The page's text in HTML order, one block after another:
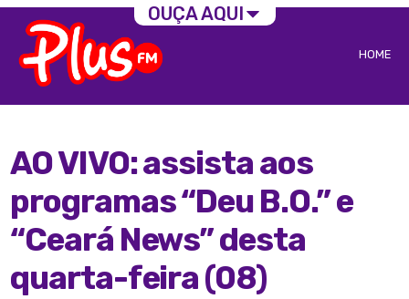
HOME
AO VIVO: assista aos
programas “Deu B.O.” e
“Ceará News” desta
quarta-feira (08)
OUÇA AQUI